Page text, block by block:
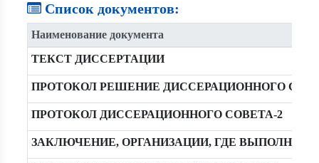
Список документов:
Наименование документа
ТЕКСТ ДИССЕРТАЦИИ
ПРОТОКОЛ РЕШЕНИЕ ДИССЕРАЦИОННОГО
ПРОТОКОЛ ДИССЕРАЦИОННОГО СОВЕТА-2
ЗАКЛЮЧЕНИЕ, ОРГАНИЗАЦИИ, ГДЕ